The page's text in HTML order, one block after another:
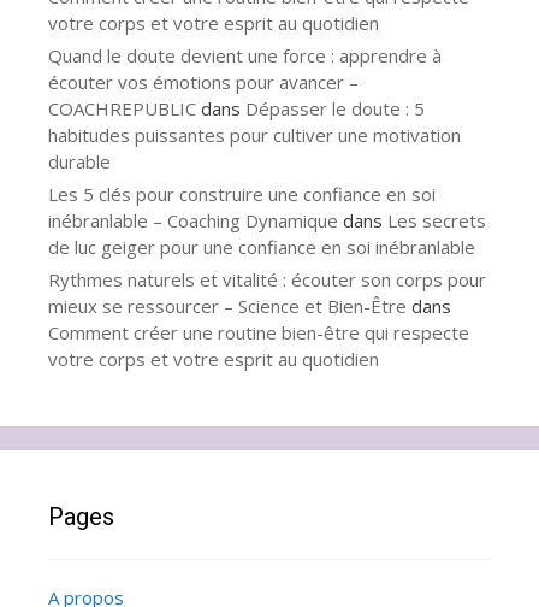
votre corps et votre esprit au quotidien
Quand le doute devient une force : apprendre à
écouter vos émotions pour avancer –
COACHREPUBLIC dans Dépasser le doute : 5
habitudes puissantes pour cultiver une motivation
durable
Les 5 clés pour construire une confiance en soi
inébranlable – Coaching Dynamique dans Les secrets
de luc geiger pour une confiance en soi inébranlable
Rythmes naturels et vitalité : écouter son corps pour
mieux se ressourcer – Science et Bien-Être dans
Comment créer une routine bien-être qui respecte
votre corps et votre esprit au quotidien
Pages
A propos